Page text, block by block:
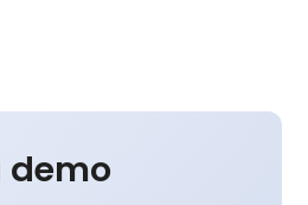
demo